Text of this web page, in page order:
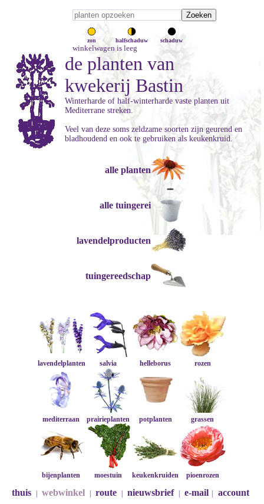
zon halfschaduw schaduw
winkelwagen is leeg
de planten van
kwekerij Bastin
Winterharde of half-winterharde vaste planten uit
Mediterrane streken.
Veel van deze soms zeldzame soorten zijn geurend en
bladhoudend en ook te gebruiken als keukenkruid.
alle planten
alle tuingerei
lavendelproducten
tuingereedschap
lavendelplanten salvia helleborus rozen
mediterraan prairieplanten potplanten grassen
bijenplanten moestuin keukenkruiden pioenrozen
thuis webwinkel route nieuwsbrief e-mail account